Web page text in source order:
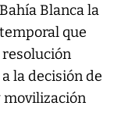
Blanca la
que
resolución
la decisión de
movilización